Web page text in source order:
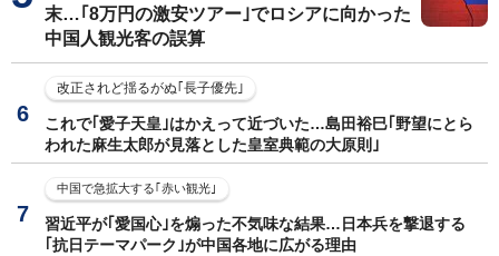
末…｢8万円の激安ツアー｣でロシアに向かった
中国人観光客の誤算
改正されど揺るがぬ｢長子優先｣
これで｢愛子天皇｣はかえって近づいた…島田裕巳｢野望にとら
われた麻生太郎が見落とした皇室典範の大原則｣
中国で急拡大する｢赤い観光｣
習近平が｢愛国心｣を煽った不気味な結果…日本兵を撃退する
｢抗日テーマパーク｣が中国各地に広がる理由